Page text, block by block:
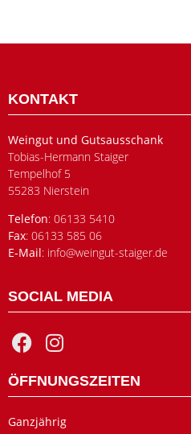
KONTAKT
Weingut und Gutsausschank
Tobias-Hermann Staiger
Tempelhof 5
55283 Nierstein
Telefon: 06133 5410
Fax: 06133 585 06
E-Mail: info@weingut-staiger.de
SOCIAL MEDIA
ÖFFNUNGSZEITEN
Ganzjährig